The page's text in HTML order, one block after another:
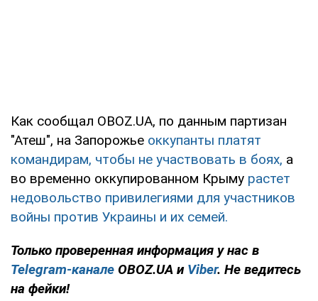
Как сообщал OBOZ.UA, по данным партизан
"Атеш", на Запорожье оккупанты платят
командирам, чтобы не участвовать в боях, а
во временно оккупированном Крыму растет
недовольство привилегиями для участников
войны против Украины и их семей.
Только проверенная информация у нас в
Telegram-канале OBOZ.UA и Viber. Не ведитесь
на фейки!